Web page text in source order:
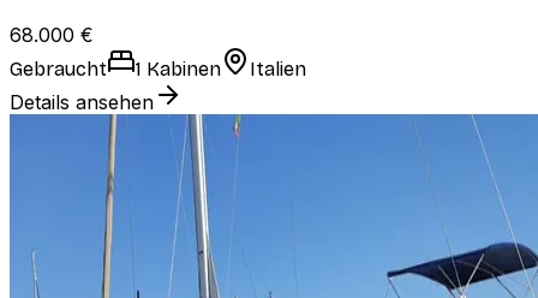
68.000 €
Gebraucht 1 Kabinen Italien
Details ansehen